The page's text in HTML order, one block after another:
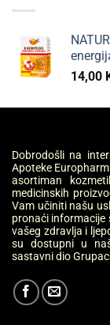
14,00
Dobrodošli na
Apoteke
asortiman
medicinskih
Vam učiniti našu
pronaći informacije
vašeg zdravlja i
su dostupni u
sastavni dio